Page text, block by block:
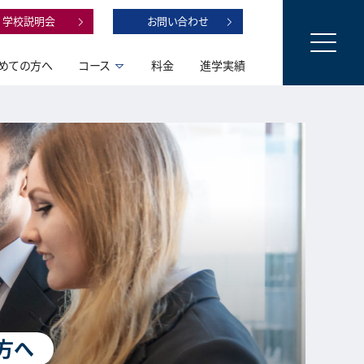
学校説明会 お問い合わせ
ての方へ コース 料金 進学実績
へ